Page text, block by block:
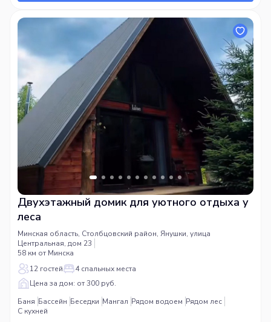
Двухэтажный домик для уютного отдыха у
леса
Минская область, Столбцовский район, Янушки, улица
Центральная, дом 23
58 км от Минска
12 гостей
4 спальных места
Цена за дом: от 300 руб.
Баня Бассейн Беседки Мангал Рядом водоем Рядом лес
С кухней